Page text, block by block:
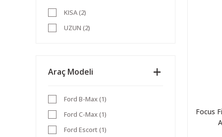
KISA (2)
UZUN (2)
Araç Modeli
Ford B-Max (1)
Ford C-Max (1)
Ford Escort (1)
Focus